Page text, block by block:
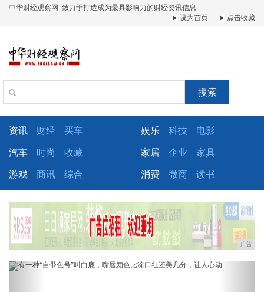
中华财经观察网_致力于打造成为最具影响力的财经资讯信息
设为首页
点击收藏
搜索
资讯 财经 买车 娱乐 科技 电影
汽车 时尚 收藏 家居 企业 家具
游戏 商讯 综合 消费 微商 读书
广告
Previous